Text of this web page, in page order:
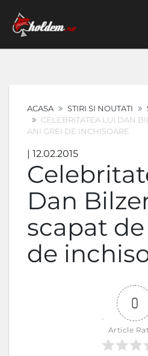
ACASA STIRI SI NOUTATI
CELEBRITATEA LUI DAN
ANI GREI DE INCHISOARE
| 12.02.2015
Dan
scapat
de
0
Article